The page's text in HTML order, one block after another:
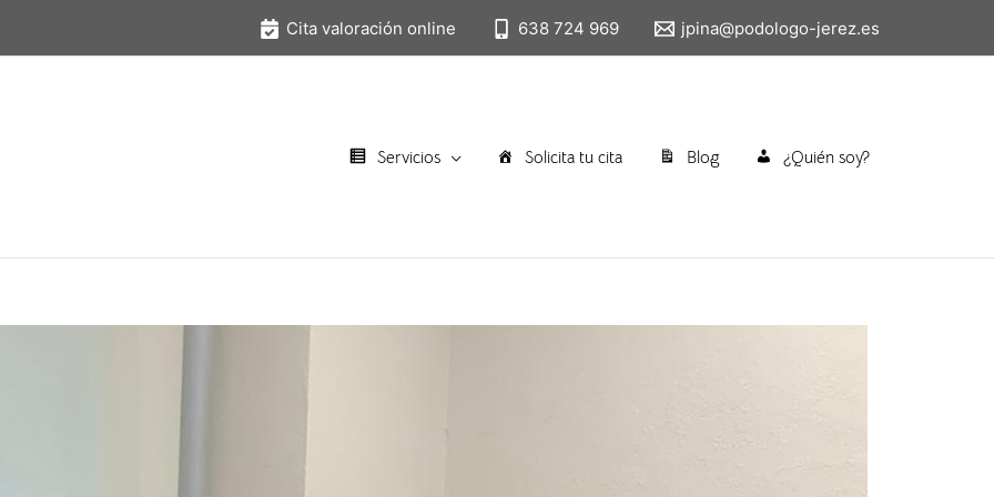
Cita valoración online 638 724 969 jpina@podologo-jerez.es
Servicios Solicita tu cita Blog ¿Quién soy?